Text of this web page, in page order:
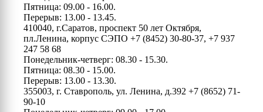
Пятница: 09.00 - 16.00.
Перерыв: 13.00 - 13.45.
410040, г.Саратов, проспект 50 лет Октября,
пл.Ленина, корпус СЭПО +7 (8452) 30-80-37, +7 937
247 58 68
Понедельник-четверг: 08.30 - 15.30.
Пятница: 08.30 - 15.00.
Перерыв: 13.00 - 13.30.
355003, г. Ставрополь, ул. Ленина, д.392 +7 (8652) 71-
90-10